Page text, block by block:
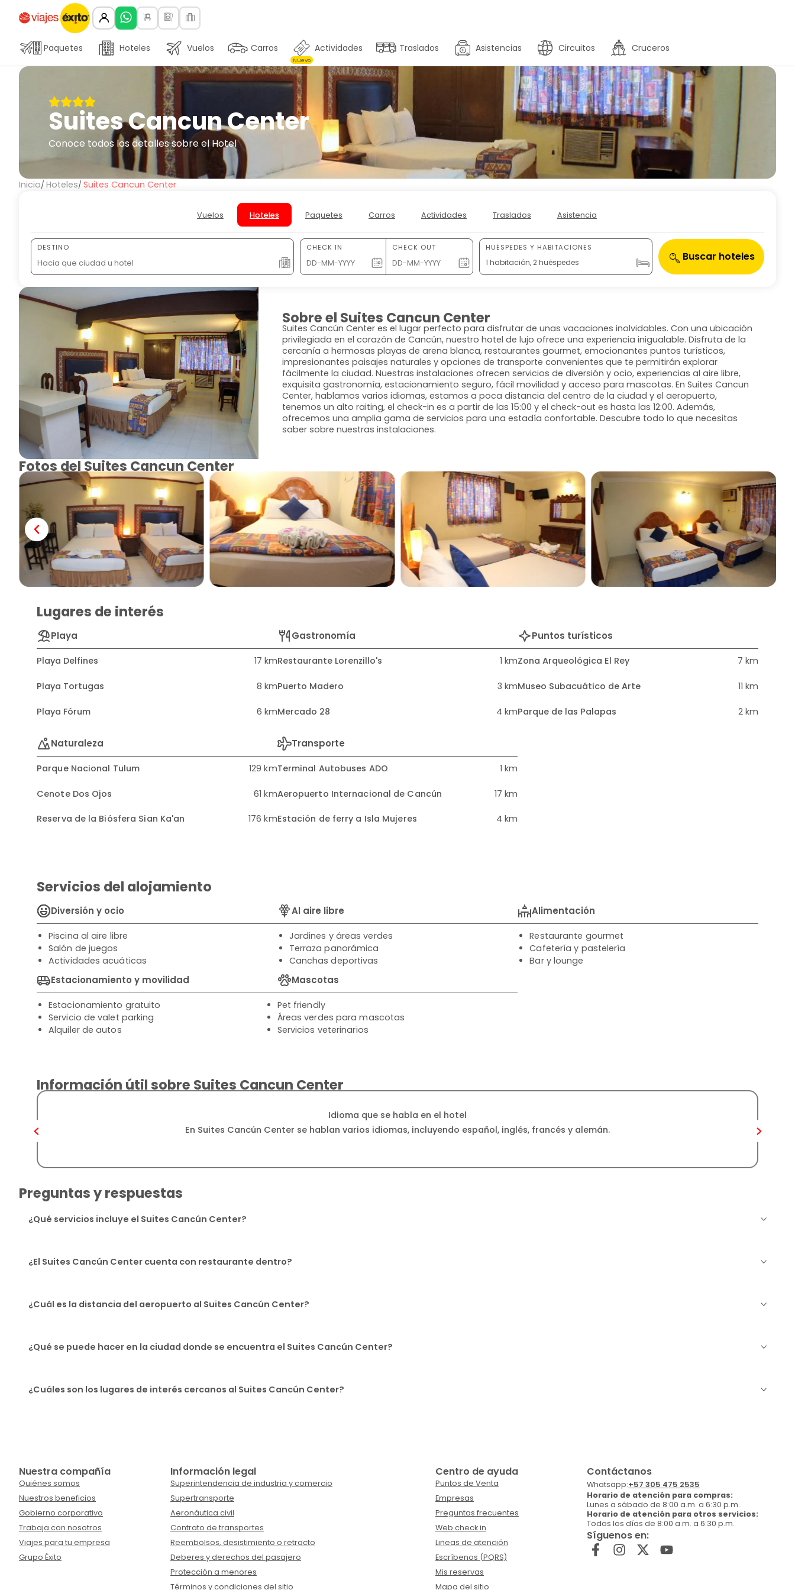
Paquetes Hoteles Vuelos Carros Actividades
Nuevo
Traslados Asistencias Circuitos Cruceros
Suites Cancun Center
Conoce todos los detalles sobre el Hotel
Inicio Hoteles Suites Cancun Center
Vuelos Hoteles Paquetes Carros Actividades Traslados Asistencia
DESTINO CHECK IN CHECK OUT HUÉSPEDES Y HABITACIONES
1 habitación, 2 huéspedes Buscar hoteles
Sobre el Suites Cancun Center
Suites Cancún Center es el lugar perfecto para disfrutar de unas vacaciones inolvidables. Con una ubicación
privilegiada en el corazón de Cancún, nuestro hotel de lujo ofrece una experiencia inigualable. Disfruta de la
cercanía a hermosas playas de arena blanca, restaurantes gourmet, emocionantes puntos turísticos,
impresionantes paisajes naturales y opciones de transporte convenientes que te permitirán explorar
fácilmente la ciudad. Nuestras instalaciones ofrecen servicios de diversión y ocio, experiencias al aire libre,
exquisita gastronomía, estacionamiento seguro, fácil movilidad y acceso para mascotas. En Suites Cancun
Center, hablamos varios idiomas, estamos a poca distancia del centro de la ciudad y el aeropuerto,
tenemos un alto raiting, el check-in es a partir de las 15:00 y el check-out es hasta las 12:00. Además,
ofrecemos una amplia gama de servicios para una estadía confortable. Descubre todo lo que necesitas
saber sobre nuestras instalaciones.
Fotos del Suites Cancun Center
Lugares de interés
Playa
Playa Delfines 17 km
Playa Tortugas 8 km
Playa Fórum 6 km
Gastronomía
Restaurante Lorenzillo's 1 km
Puerto Madero 3 km
Mercado 28 4 km
Puntos turísticos
Zona Arqueológica El Rey 7 km
Museo Subacuático de Arte 11 km
Parque de las Palapas 2 km
Naturaleza
Parque Nacional Tulum 129 km
Cenote Dos Ojos 61 km
Reserva de la Biósfera Sian Ka'an 176 km
Transporte
Terminal Autobuses ADO 1 km
Aeropuerto Internacional de Cancún 17 km
Estación de ferry a Isla Mujeres 4 km
Servicios del alojamiento
Diversión y ocio
Piscina al aire libre
Salón de juegos
Actividades acuáticas
Al aire libre
Jardines y áreas verdes
Terraza panorámica
Canchas deportivas
Alimentación
Restaurante gourmet
Cafetería y pastelería
Bar y lounge
Estacionamiento y movilidad
Estacionamiento gratuito
Servicio de valet parking
Alquiler de autos
Mascotas
Pet friendly
Áreas verdes para mascotas
Servicios veterinarios
Información útil sobre Suites Cancun Center
Idioma que se habla en el hotel
En Suites Cancún Center se hablan varios idiomas, incluyendo español, inglés, francés y alemán.
Preguntas y respuestas
¿Qué servicios incluye el Suites Cancún Center?
¿El Suites Cancún Center cuenta con restaurante dentro?
¿Cuál es la distancia del aeropuerto al Suites Cancún Center?
¿Qué se puede hacer en la ciudad donde se encuentra el Suites Cancún Center?
¿Cuáles son los lugares de interés cercanos al Suites Cancún Center?
Nuestra compañía
Quiénes somos
Nuestros beneficios
Gobierno corporativo
Trabaja con nosotros
Viajes para tu empresa
Grupo Éxito
Información legal
Superintendencia de industria y comercio
Supertransporte
Aeronáutica civil
Contrato de transportes
Reembolsos, desistimiento o retracto
Deberes y derechos del pasajero
Protección a menores
Términos y condiciones del sitio
Centro de ayuda
Puntos de Venta
Empresas
Preguntas frecuentes
Web check in
Lineas de atención
Escríbenos (PQRS)
Mis reservas
Mapa del sitio
Contáctanos
Whatsapp:+57 305 475 2535
Horario de atención para compras:
Lunes a sábado de 8:00 a.m. a 6:30 p.m.
Horario de atención para otros servicios:
Todos los días de 8:00 a.m. a 6:30 p.m.
Síguenos en: